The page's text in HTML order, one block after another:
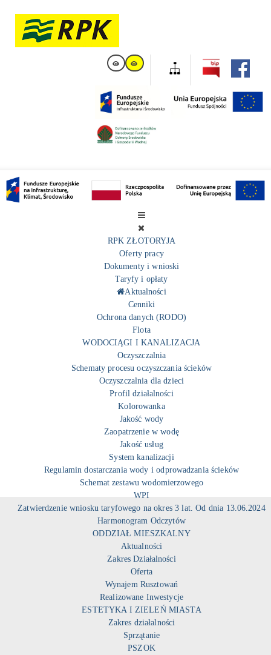
RPK ZŁOTORYJA
Oferty pracy
Dokumenty i wnioski
Taryfy i opłaty
Aktualności
Cenniki
Ochrona danych (RODO)
Flota
WODOCIĄGI I KANALIZACJA
Oczyszczalnia
Schematy procesu oczyszczania ścieków
Oczyszczalnia dla dzieci
Profil działalności
Kolorowanka
Jakość wody
Zaopatrzenie w wodę
Jakość usług
System kanalizacji
Regulamin dostarczania wody i odprowadzania ścieków
Schemat zestawu wodomierzowego
WPI
Zatwierdzenie wniosku taryfowego na okres 3 lat. Od dnia 13.06.2024
Harmonogram Odczytów
ODDZIAŁ MIESZKALNY
Aktualności
Zakres Działalności
Oferta
Wynajem Rusztowań
Realizowane Inwestycje
ESTETYKA I ZIELEŃ MIASTA
Zakres działalności
Sprzątanie
PSZOK